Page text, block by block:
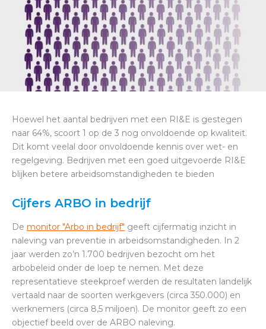
Hoewel het aantal bedrijven met een RI&E is gestegen
naar 64%, scoort 1 op de 3 nog onvoldoende op kwaliteit.
Dit komt veelal door onvoldoende kennis over wet- en
regelgeving. Bedrijven met een goed uitgevoerde RI&E
blijken betere arbeidsomstandigheden te bieden
Cijfers ARBO in bedrijf
De monitor "Arbo in bedrijf" geeft cijfermatig inzicht in
naleving van preventie in arbeidsomstandigheden. In 2
jaar werden zo’n 1.700 bedrijven bezocht om het
arbobeleid onder de loep te nemen. Met deze
representatieve steekproef werden de resultaten landelijk
vertaald naar de soorten werkgevers (circa 350.000) en
werknemers (circa 8,5 miljoen). De monitor geeft zo een
objectief beeld over de ARBO naleving.